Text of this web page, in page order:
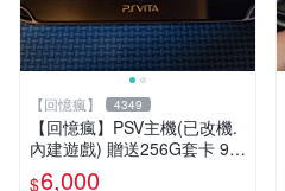
【回憶瘋】 4349
【回憶瘋】PSV主機(已改機.
內建遊戲) 贈送256G套卡 9成
新 遊戲機 PSVITA
$6,000